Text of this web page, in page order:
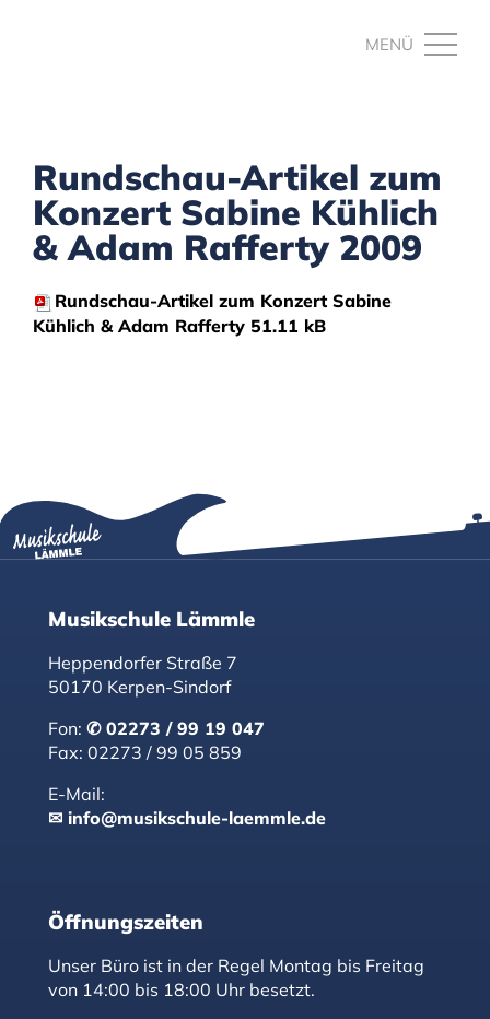
Rundschau-Artikel zum
Konzert Sabine Kühlich
& Adam Rafferty 2009
Rundschau-Artikel zum Konzert Sabine
Kühlich & Adam Rafferty 51.11 kB
Musikschule Lämmle
Heppendorfer Straße 7
50170 Kerpen-Sindorf
Fon:
02273 / 99 19 047
Fax: 02273 / 99 05 859
E-Mail:
info@musikschule-laemmle.de
Öffnungszeiten
Unser Büro ist in der Regel Montag bis Freitag
von 14:00 bis 18:00 Uhr besetzt.